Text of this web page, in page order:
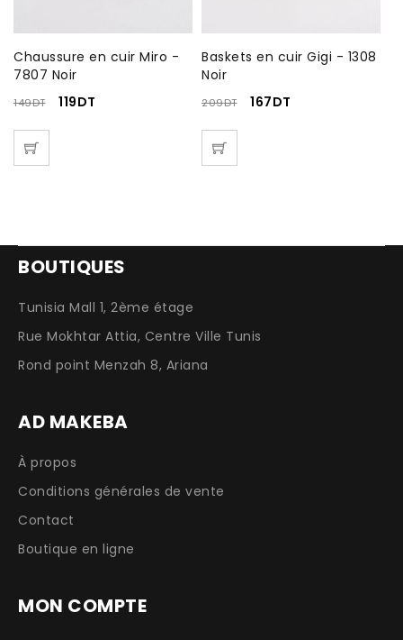
Chaussure en cuir Miro -
7807 Noir
149DT 119DT
Baskets en cuir Gigi - 1308
Noir
209DT 167DT
BOUTIQUES
Tunisia Mall 1, 2ème étage
Rue Mokhtar Attia, Centre Ville Tunis
Rond point Menzah 8, Ariana
AD MAKEBA
À propos
Conditions générales de vente
Contact
Boutique en ligne
MON COMPTE